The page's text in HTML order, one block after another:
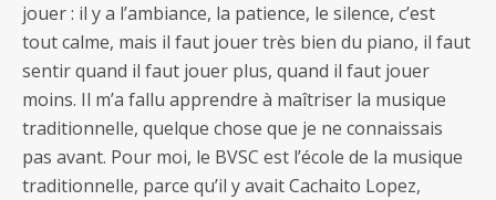
jouer : il y a l’ambiance, la patience, le silence, c’est
tout calme, mais il faut jouer très bien du piano, il faut
sentir quand il faut jouer plus, quand il faut jouer
moins. Il m’a fallu apprendre à maîtriser la musique
traditionnelle, quelque chose que je ne connaissais
pas avant. Pour moi, le BVSC est l’école de la musique
traditionnelle, parce qu’il y avait Cachaito Lopez,